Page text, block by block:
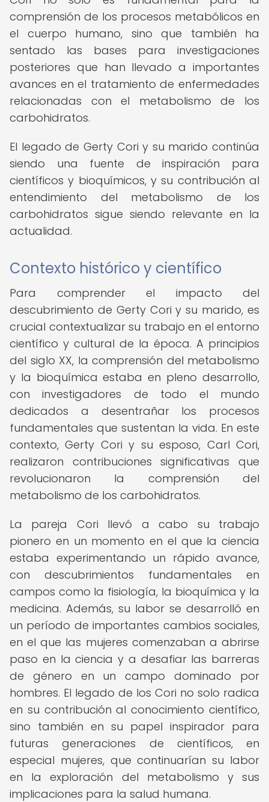
comprensión de los procesos metabólicos en
el cuerpo humano, sino que también ha
sentado las bases para investigaciones
posteriores que han llevado a importantes
avances en el tratamiento de enfermedades
relacionadas con el metabolismo de los
carbohidratos.
El legado de Gerty Cori y su marido continúa
siendo una fuente de inspiración para
científicos y bioquímicos, y su contribución al
entendimiento del metabolismo de los
carbohidratos sigue siendo relevante en la
actualidad.
Contexto histórico y científico
Para comprender el impacto del
descubrimiento de Gerty Cori y su marido, es
crucial contextualizar su trabajo en el entorno
científico y cultural de la época. A principios
del siglo XX, la comprensión del metabolismo
y la bioquímica estaba en pleno desarrollo,
con investigadores de todo el mundo
dedicados a desentrañar los procesos
fundamentales que sustentan la vida. En este
contexto, Gerty Cori y su esposo, Carl Cori,
realizaron contribuciones significativas que
revolucionaron la comprensión del
metabolismo de los carbohidratos.
La pareja Cori llevó a cabo su trabajo
pionero en un momento en el que la ciencia
estaba experimentando un rápido avance,
con descubrimientos fundamentales en
campos como la fisiología, la bioquímica y la
medicina. Además, su labor se desarrolló en
un período de importantes cambios sociales,
en el que las mujeres comenzaban a abrirse
paso en la ciencia y a desafiar las barreras
de género en un campo dominado por
hombres. El legado de los Cori no solo radica
en su contribución al conocimiento científico,
sino también en su papel inspirador para
futuras generaciones de científicos, en
especial mujeres, que continuarían su labor
en la exploración del metabolismo y sus
implicaciones para la salud humana.